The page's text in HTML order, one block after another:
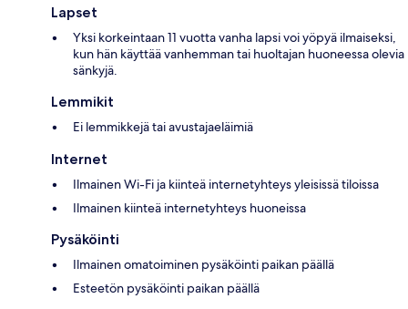
Lapset
Yksi korkeintaan 11 vuotta vanha lapsi voi yöpyä ilmaiseksi,
kun hän käyttää vanhemman tai huoltajan huoneessa olevia
sänkyjä.
Lemmikit
Ei lemmikkejä tai avustajaeläimiä
Internet
Ilmainen Wi-Fi ja kiinteä internetyhteys yleisissä tiloissa
Ilmainen kiinteä internetyhteys huoneissa
Pysäköinti
Ilmainen omatoiminen pysäköinti paikan päällä
Esteetön pysäköinti paikan päällä